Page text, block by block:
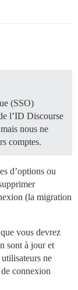
(SSO)
l’ID Discourse
nous ne
comptes.
d’options ou
(la migration
vous devrez
sont à jour et
ne
connexion